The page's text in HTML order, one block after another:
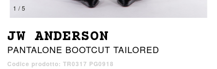
1 / 5
JW ANDERSON
PANTALONE BOOTCUT TAILORED
Codice prodotto: TR0317 PG0918